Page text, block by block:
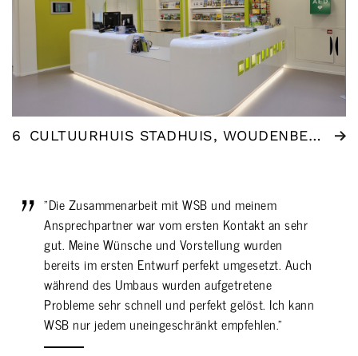
6 CULTUURHUIS STADHUIS, WOUDENBERG
"Die Zusammenarbeit mit WSB und meinem
Ansprechpartner war vom ersten Kontakt an sehr
gut. Meine Wünsche und Vorstellung wurden
bereits im ersten Entwurf perfekt umgesetzt. Auch
während des Umbaus wurden aufgetretene
Probleme sehr schnell und perfekt gelöst. Ich kann
WSB nur jedem uneingeschränkt empfehlen."